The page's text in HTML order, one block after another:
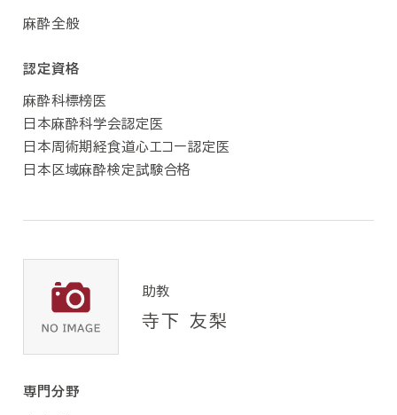
麻酔全般
認定資格
麻酔科標榜医
日本麻酔科学会認定医
日本周術期経食道心エコー認定医
日本区域麻酔検定試験合格
助教
寺下 友梨
専門分野